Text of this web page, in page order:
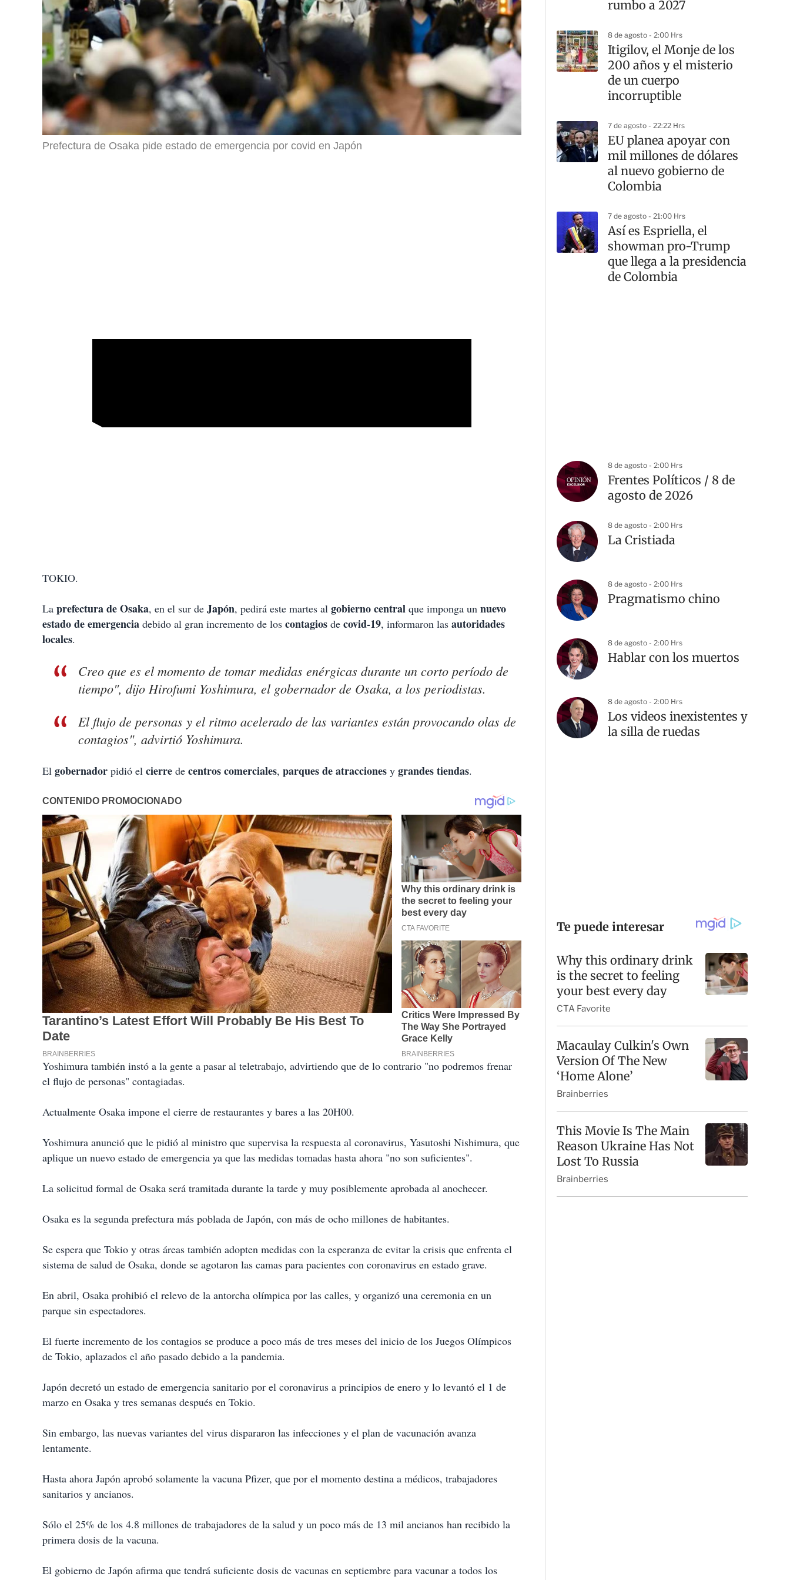
Prefectura de Osaka pide estado de emergencia por covid en Japón
TOKIO.
La prefectura de Osaka, en el sur de Japón, pedirá este martes al gobierno central que imponga un nuevo
estado de emergencia debido al gran incremento de los contagios de covid-19, informaron las autoridades
locales.
Creo que es el momento de tomar medidas enérgicas durante un corto período de
tiempo", dijo Hirofumi Yoshimura, el gobernador de Osaka, a los periodistas.
El flujo de personas y el ritmo acelerado de las variantes están provocando olas de
contagios", advirtió Yoshimura.
El gobernador pidió el cierre de centros comerciales, parques de atracciones y grandes tiendas.
Yoshimura también instó a la gente a pasar al teletrabajo, advirtiendo que de lo contrario "no podremos frenar
el flujo de personas" contagiadas.
Actualmente Osaka impone el cierre de restaurantes y bares a las 20H00.
Yoshimura anunció que le pidió al ministro que supervisa la respuesta al coronavirus, Yasutoshi Nishimura, que
aplique un nuevo estado de emergencia ya que las medidas tomadas hasta ahora "no son suficientes".
La solicitud formal de Osaka será tramitada durante la tarde y muy posiblemente aprobada al anochecer.
Osaka es la segunda prefectura más poblada de Japón, con más de ocho millones de habitantes.
Se espera que Tokio y otras áreas también adopten medidas con la esperanza de evitar la crisis que enfrenta el
sistema de salud de Osaka, donde se agotaron las camas para pacientes con coronavirus en estado grave.
En abril, Osaka prohibió el relevo de la antorcha olímpica por las calles, y organizó una ceremonia en un
parque sin espectadores.
El fuerte incremento de los contagios se produce a poco más de tres meses del inicio de los Juegos Olímpicos
de Tokio, aplazados el año pasado debido a la pandemia.
Japón decretó un estado de emergencia sanitario por el coronavirus a principios de enero y lo levantó el 1 de
marzo en Osaka y tres semanas después en Tokio.
Sin embargo, las nuevas variantes del virus dispararon las infecciones y el plan de vacunación avanza
lentamente.
Hasta ahora Japón aprobó solamente la vacuna Pfizer, que por el momento destina a médicos, trabajadores
sanitarios y ancianos.
Sólo el 25% de los 4.8 millones de trabajadores de la salud y un poco más de 13 mil ancianos han recibido la
primera dosis de la vacuna.
El gobierno de Japón afirma que tendrá suficiente dosis de vacunas en septiembre para vacunar a todos los
rumbo a 2027
8 de agosto - 2:00 Hrs
Itigilov, el Monje de los
200 años y el misterio
de un cuerpo
incorruptible
7 de agosto - 22:22 Hrs
EU planea apoyar con
mil millones de dólares
al nuevo gobierno de
Colombia
7 de agosto - 21:00 Hrs
Así es Espriella, el
showman pro-Trump
que llega a la presidencia
de Colombia
8 de agosto - 2:00 Hrs
Frentes Políticos / 8 de
agosto de 2026
8 de agosto - 2:00 Hrs
La Cristiada
8 de agosto - 2:00 Hrs
Pragmatismo chino
8 de agosto - 2:00 Hrs
Hablar con los muertos
8 de agosto - 2:00 Hrs
Los videos inexistentes y
la silla de ruedas